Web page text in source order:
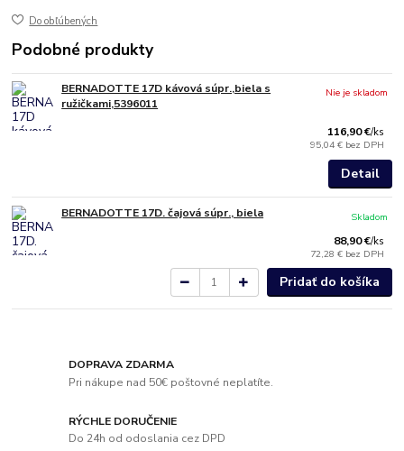
Do obľúbených
Podobné produkty
BERNADOTTE 17D kávová súpr.,biela s
ružičkami,5396011
116,90 €/ks
95,04 € bez DPH
Nie je skladom
Detail
BERNADOTTE 17D. čajová súpr., biela
88,90 €/ks
72,28 € bez DPH
Skladom
Pridať do košíka
DOPRAVA ZDARMA
Pri nákupe nad 50€ poštovné neplatíte.
RÝCHLE DORUČENIE
Do 24h od odoslania cez DPD